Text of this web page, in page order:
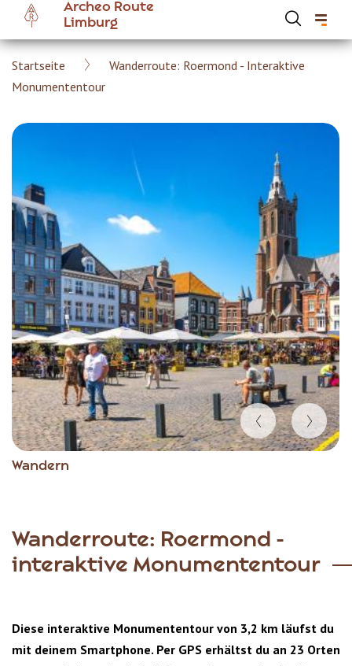
main
content
Archeo Route
Limburg
Breadcrumb
Startseite
Wanderroute: Roermond - Interaktive
Monumententour
Wandern
Item
Wanderroute: Roermond -
interaktive Monumententour
Diese interaktive Monumententour von 3,2 km läufst du
mit deinem Smartphone. Per GPS erhältst du an 23 Orten